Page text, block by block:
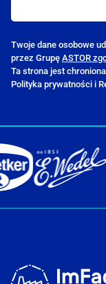
Twoje dane osobowe
przez Grupę ASTOR
Ta strona jest
Polityka prywatności i